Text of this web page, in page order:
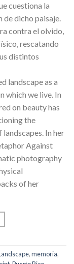
cuestiona la
de dicho paisaje.
contra el olvido,
rescatando
distintos
landscape as a
which we live. In
on beauty has
the
In her
Against
photography
of her
,memoria,